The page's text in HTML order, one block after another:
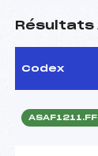
Résultats
Codex